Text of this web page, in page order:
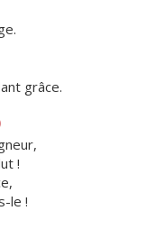
grâce.
!
le !